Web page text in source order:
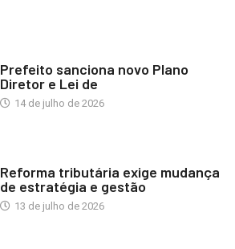
Prefeito sanciona novo Plano
Diretor e Lei de
14 de julho de 2026
Reforma tributária exige mudança
de estratégia e gestão
13 de julho de 2026